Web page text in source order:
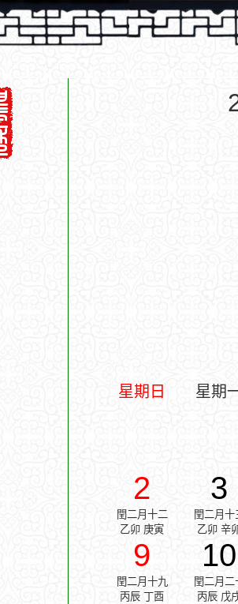
星期日 星期
2
閏二月十二
乙卯 庚寅
3
閏二月十
乙卯 辛
9
閏二月十九
丙辰 丁酉
10
閏二月二
丙辰 戊